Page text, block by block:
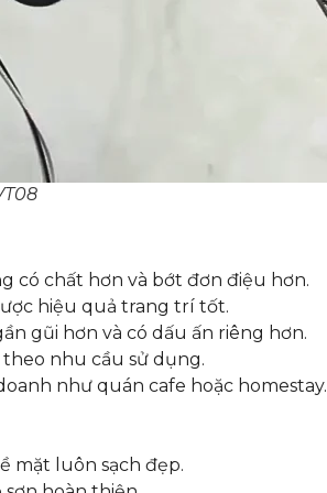
có chất hơn và bớt đơn điệu hơn.
hiệu quả trang trí tốt.
gũi hơn và có dấu ấn riêng hơn.
nhu cầu sử dụng.
như quán cafe hoặc homestay.
mặt luôn sạch đẹp.